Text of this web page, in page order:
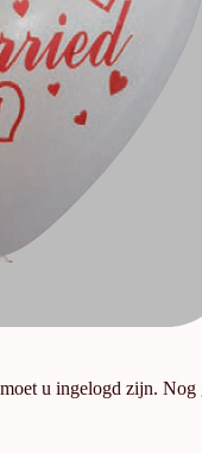
u ingelogd zijn. Nog